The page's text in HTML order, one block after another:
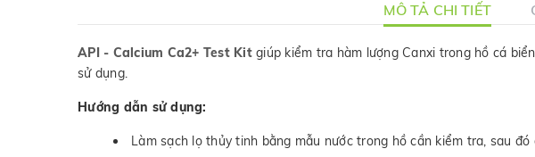
MÔ TẢ CHI TIẾT
API - Calcium Ca2+ Test Kitgiúp kiểm tra hàm lượng Canxi trong hồ cá
sử dụng.
Hướng dẫn sử dụng:
Làm sạch lọ thủy tinh bằng mẫu nước trong hồ cần kiểm tra, sau